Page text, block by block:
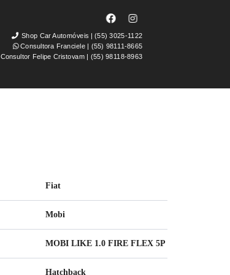
Shop Car Automóveis | (55) 3025-1122
Consultora Franciele | (55) 98111-8665
Consultor Felipe Cristovam | (55) 98118-8963
Fiat
Mobi
MOBI LIKE 1.0 FIRE FLEX 5P
Hatchback